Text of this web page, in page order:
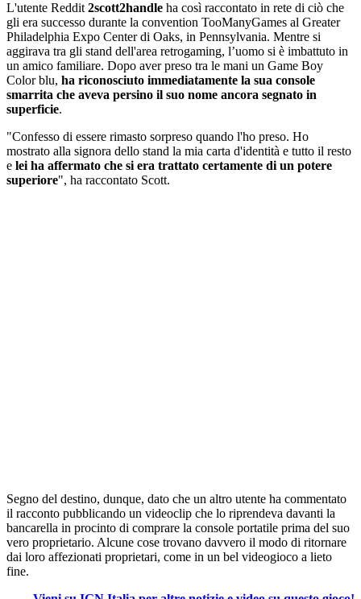
L'utente Reddit 2scott2handle ha così raccontato in rete di ciò che
gli era successo durante la convention TooManyGames al Greater
Philadelphia Expo Center di Oaks, in Pennsylvania. Mentre si
aggirava tra gli stand dell'area retrogaming, l’uomo si è imbattuto in
un amico familiare. Dopo aver preso tra le mani un Game Boy
Color blu, ha riconosciuto immediatamente la sua console
smarrita che aveva persino il suo nome ancora segnato in
superficie.
"Confesso di essere rimasto sorpreso quando l'ho preso. Ho
mostrato alla signora dello stand la mia carta d'identità e tutto il resto
e lei ha affermato che si era trattato certamente di un potere
superiore", ha raccontato Scott.
Segno del destino, dunque, dato che un altro utente ha commentato
il racconto pubblicando un videoclip che lo riprendeva davanti la
bancarella in procinto di comprare la console portatile prima del suo
vero proprietario. Alcune cose trovano davvero il modo di ritornare
dai loro affezionati proprietari, come in un bel videogioco a lieto
fine.